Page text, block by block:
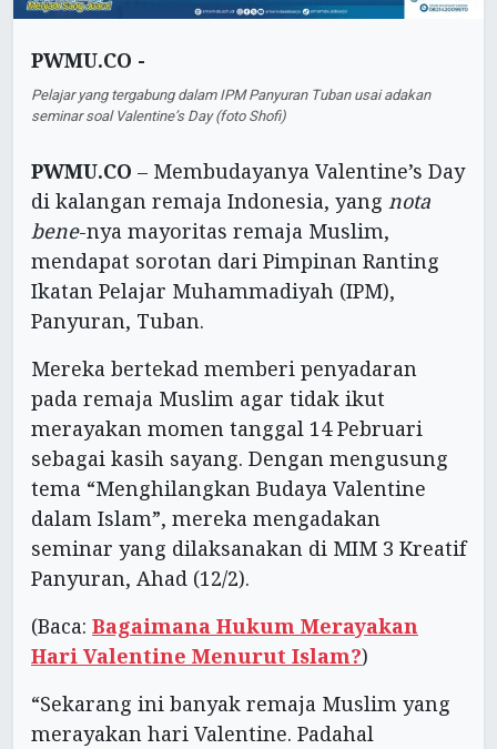
PWMU.CO -
Pelajar yang tergabung dalam IPM Panyuran Tuban usai adakan
seminar soal Valentine’s Day (foto Shofi)
PWMU.CO – Membudayanya Valentine’s Day
di kalangan remaja Indonesia, yang nota
bene-nya mayoritas remaja Muslim,
mendapat sorotan dari Pimpinan Ranting
Ikatan Pelajar Muhammadiyah (IPM),
Panyuran, Tuban.
Mereka bertekad memberi penyadaran
pada remaja Muslim agar tidak ikut
merayakan momen tanggal 14 Pebruari
sebagai kasih sayang. Dengan mengusung
tema “Menghilangkan Budaya Valentine
dalam Islam”, mereka mengadakan
seminar yang dilaksanakan di MIM 3 Kreatif
Panyuran, Ahad (12/2).
(Baca: Bagaimana Hukum Merayakan
Hari Valentine Menurut Islam?)
“Sekarang ini banyak remaja Muslim yang
merayakan hari Valentine. Padahal